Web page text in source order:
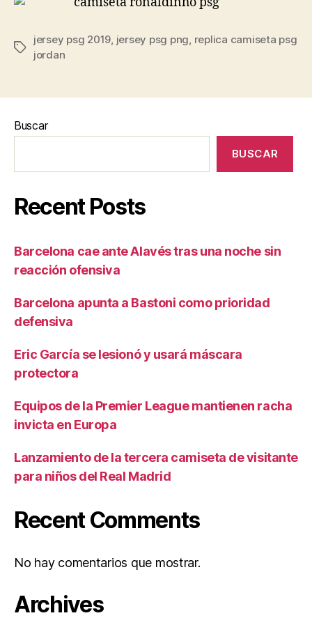
Etiquetas
jersey psg 2019, jersey psg png, replica camiseta psg
jordan
Buscar
BUSCAR
Recent Posts
Barcelona cae ante Alavés tras una noche sin
reacción ofensiva
Barcelona apunta a Bastoni como prioridad
defensiva
Eric García se lesionó y usará máscara
protectora
Equipos de la Premier League mantienen racha
invicta en Europa
Lanzamiento de la tercera camiseta de visitante
para niños del Real Madrid
Recent Comments
No hay comentarios que mostrar.
Archives